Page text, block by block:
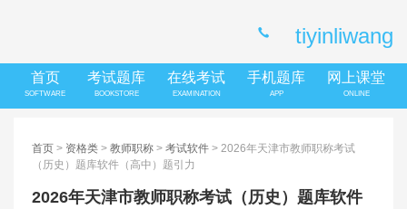
tiyinliwang
首页
SOFTWARE
考试题库
BOOKSTORE
在线考试
EXAMINATION
手机题库
APP
网上课堂
ONLINE
首页 > 资格类 > 教师职称 > 考试软件 > 2026年天津市教师职称考试
（历史）题库软件（高中）题引力
2026年天津市教师职称考试（历史）题库软件